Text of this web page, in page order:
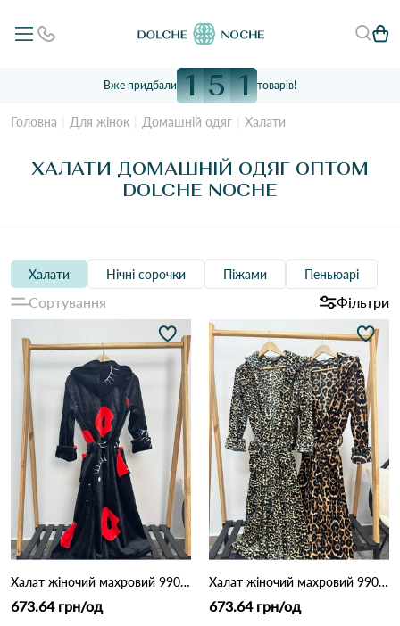
Вже придбали 1 5 1 товарів!
Головна Для жінок Домашній одяг Халати
ХАЛАТИ ДОМАШНІЙ ОДЯГ ОПТОМ
DOLCHE NOCHE
Халати Нічні сорочки Піжами Пеньюарі
Сортування Фільтри
Халат жіночий махровий 9905 Чорно-червоний
673.64 грн/од
Халат жіночий махровий 9905 Дрібний леопард
673.64 грн/од